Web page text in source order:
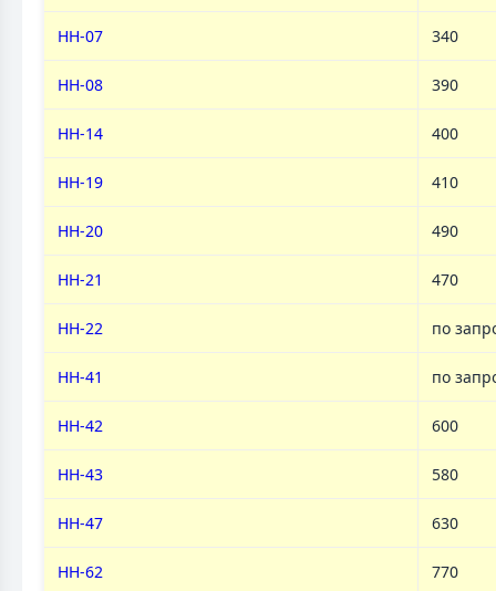
НН-07 340
НН-08 390
НН-14 400
НН-19 410
НН-20 490
НН-21 470
НН-22 по
НН-41 по
НН-42 600
НН-43 580
НН-47 630
НН-62 770